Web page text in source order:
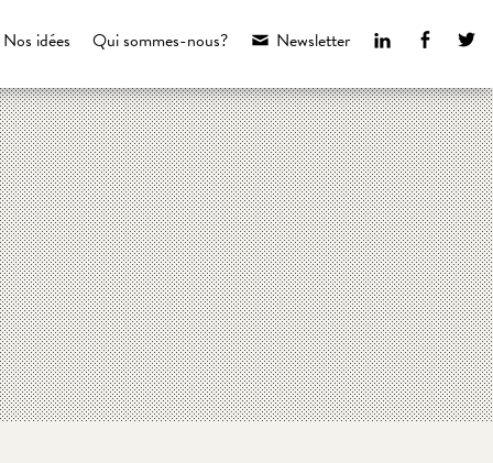
LinkedIn
Newsletter
Qui sommes-nous?
Nos idées